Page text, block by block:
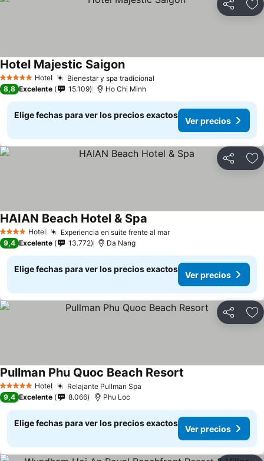
Compartir
5 Estrellas Hotel Bienestar y spa tradicional
Hotel Majestic Saigon
8,8 Excelente 15.109 Ho Chi Minh
Elige fechas para ver los precios exactos
Ver precios
Compartir
4 EstrellasHotel Experiencia en suite frente al mar
HAIAN Beach Hotel & Spa
9,4 Excelente 13.772 Da Nang
Elige fechas para ver los precios exactos
Ver precios
Compartir
5 Estrellas Hotel Relajante Pullman Spa
Pullman Phu Quoc Beach Resort
9,4 Excelente 8.066 Phu Loc
Elige fechas para ver los precios exactos
Ver precios